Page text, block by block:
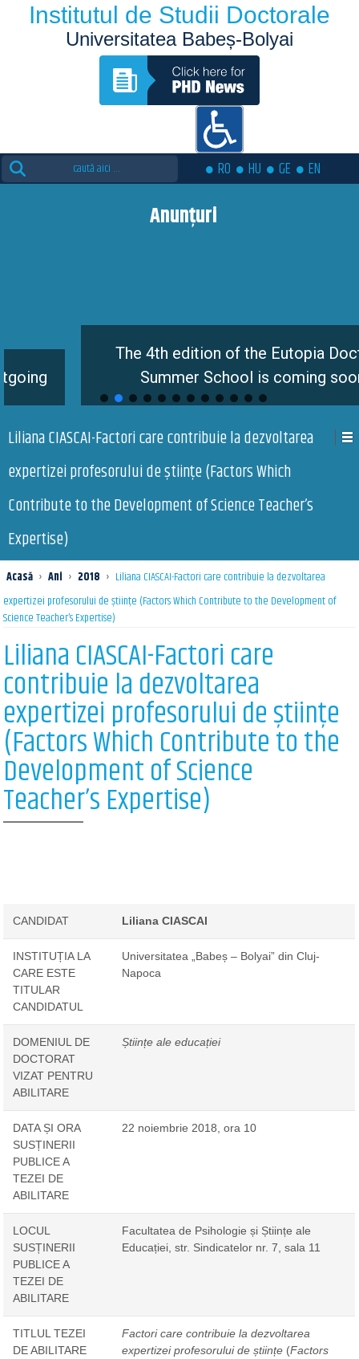
Institutul de Studii Doctorale
Universitatea Babeș-Bolyai
Search
for:
RO HU GE EN
Anunțuri
The 4th edition of the Eutopia Doctoral
Summer School is coming soon
Liliana CIASCAI-Factori care contribuie la dezvoltarea
expertizei profesorului de științe (Factors Which
Contribute to the Development of Science Teacher’s
Expertise)
Acasă › Ani › 2018 › Liliana CIASCAI-Factori care contribuie la dezvoltarea
expertizei profesorului de științe (Factors Which Contribute to the Development of
Science Teacher’s Expertise)
Liliana CIASCAI-Factori care
contribuie la dezvoltarea
expertizei profesorului de științe
(Factors Which Contribute to the
Development of Science
Teacher’s Expertise)
CANDIDAT Liliana CIASCAI
INSTITUȚIA LA
CARE ESTE
TITULAR
CANDIDATUL
Universitatea „Babeș – Bolyai” din Cluj-
Napoca
DOMENIUL DE
DOCTORAT
VIZAT PENTRU
ABILITARE
Științe ale educației
DATA ȘI ORA
SUSȚINERII
PUBLICE A
TEZEI DE
ABILITARE
22 noiembrie 2018, ora 10
LOCUL
SUSȚINERII
PUBLICE A
TEZEI DE
ABILITARE
Facultatea de Psihologie și Științe ale
Educației, str. Sindicatelor nr. 7, sala 11
TITLUL TEZEI
DE ABILITARE
Factori care contribuie la dezvoltarea
expertizei profesorului de științe(Factors